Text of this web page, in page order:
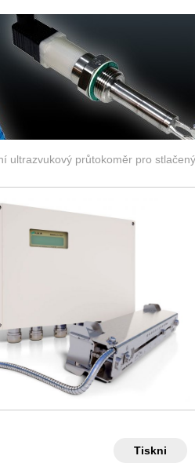
ultrazvukový průtokoměr pro
Tiskni